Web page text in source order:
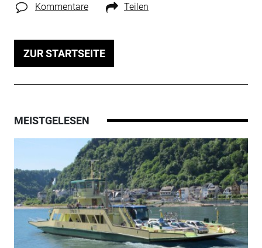
Kommentare Teilen
ZUR STARTSEITE
MEISTGELESEN